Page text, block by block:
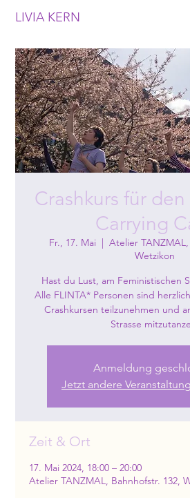
LIVIA KERN
Crashkurs für
Carrying
Fr., 17. Mai
  |
Atelier
Wetzikon
Hast du Lust, am Feministischen
Alle FLINTA* Personen sind
Crashkursen teilzunehmen und
Strasse
Anmeldung
Jetzt andere
Zeit & Ort
17. Mai 2024, 18:00 – 20:00
Atelier TANZMAL, Bahnhofstr. 132,